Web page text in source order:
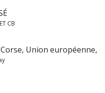
CB
Corse, Union européenne,